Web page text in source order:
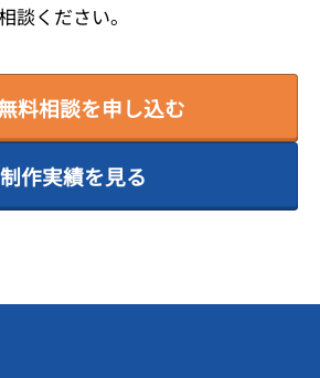
リモートサポート
談ください。
料相談を申し込む
制作実績を見る